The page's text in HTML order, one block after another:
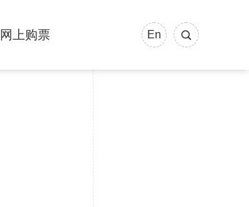
En
网上购票